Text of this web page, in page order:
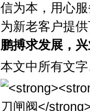
信为本，用心
为新老客户提
鹏搏求发展，
本文中所有文